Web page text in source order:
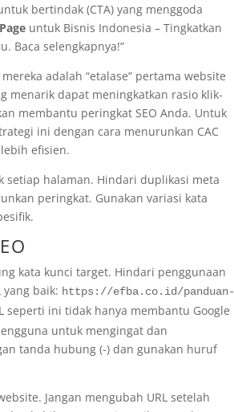
bertindak (CTA) yang menggoda
untuk Bisnis Indonesia – Tingkatkan
Baca selengkapnya!”
adalah “etalase” pertama website
menarik dapat meningkatkan rasio klik-
membantu peringkat SEO Anda. Untuk
ini dengan cara menurunkan CAC
efisien.
setiap halaman. Hindari duplikasi meta
peringkat. Gunakan variasi kata
kata kunci target. Hindari penggunaan
baik: https://efba.co.id/panduan-
seperti ini tidak hanya membantu Google
untuk mengingat dan
tanda hubung (-) dan gunakan huruf
Jangan mengubah URL setelah